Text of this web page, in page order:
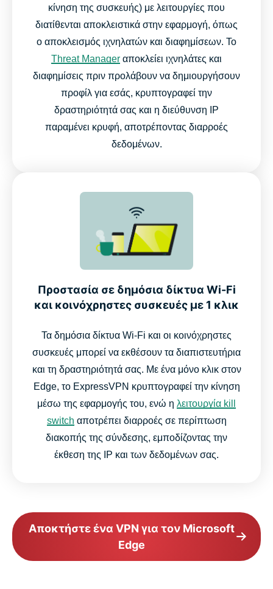
κίνηση της συσκευής) με λειτουργίες που
διατίθενται αποκλειστικά στην εφαρμογή, όπως
ο αποκλεισμός ιχνηλατών και διαφημίσεων. Το
Threat Manager αποκλείει ιχνηλάτες και
διαφημίσεις πριν προλάβουν να δημιουργήσουν
προφίλ για εσάς, κρυπτογραφεί την
δραστηριότητά σας και η διεύθυνση IP
παραμένει κρυφή, αποτρέποντας διαρροές
δεδομένων.
Προστασία σε δημόσια δίκτυα Wi-Fi
και κοινόχρηστες συσκευές με 1 κλικ
Τα δημόσια δίκτυα Wi-Fi και οι κοινόχρηστες
συσκευές μπορεί να εκθέσουν τα διαπιστευτήρια
και τη δραστηριότητά σας. Με ένα μόνο κλικ στον
Edge, το ExpressVPN κρυπτογραφεί την κίνηση
μέσω της εφαρμογής του, ενώ η λειτουργία kill
switch αποτρέπει διαρροές σε περίπτωση
διακοπής της σύνδεσης, εμποδίζοντας την
έκθεση της IP και των δεδομένων σας.
Αποκτήστε ένα VPN για τον Microsoft
Edge